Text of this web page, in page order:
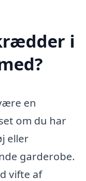
i
en
om du har
eller
garderobe.
vifte af